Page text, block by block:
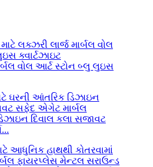
વોલ આર્ટ સ્ટોન બ્લુ લુઇસ
દિવાલ કલા સજાવટ